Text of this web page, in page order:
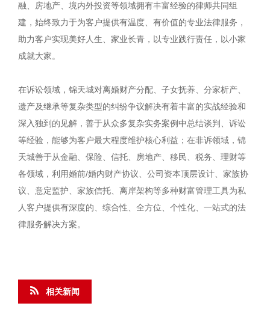
融、房地产、境内外投资等领域拥有丰富经验的律师共同组
建，始终致力于为客户提供有温度、有价值的专业法律服务，
助力客户实现美好人生、家业长青，以专业践行责任，以小家
成就大家。
在诉讼领域，锦天城对离婚财产分配、子女抚养、分家析产、
遗产及继承等复杂类型的纠纷争议解决有着丰富的实战经验和
深入独到的见解，善于从众多复杂实务案例中总结谈判、诉讼
等经验，能够为客户最大程度维护核心利益；在非诉领域，锦
天城善于从金融、保险、信托、房地产、移民、税务、理财等
各领域，利用婚前/婚内财产协议、公司资本顶层设计、家族协
议、意定监护、家族信托、离岸架构等多种财富管理工具为私
人客户提供有深度的、综合性、全方位、个性化、一站式的法
律服务解决方案。
相关新闻